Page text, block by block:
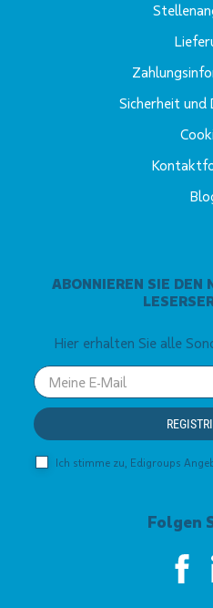
ABONNIEREN SIE DEN
Hier erhalten Sie alle
Your
email
Ich stimme zu, Edigroups
Sicherheit und
Folgen